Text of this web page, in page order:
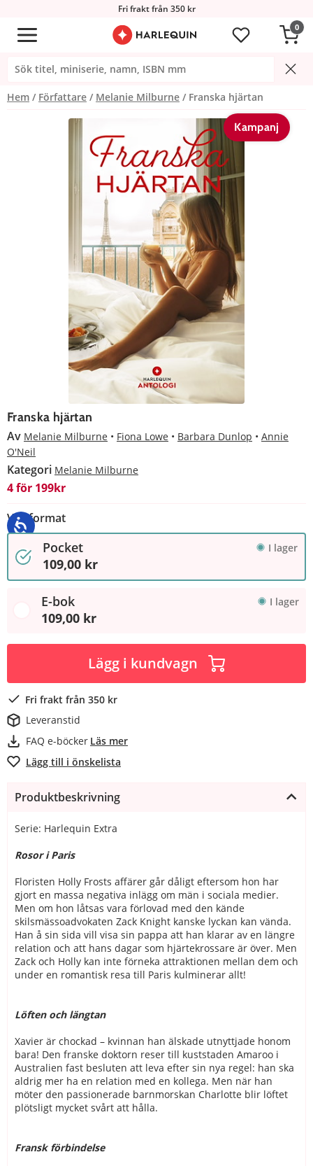
Fri frakt från 350 kr
0
Hem Författare Melanie Milburne Franska hjärtan
Kampanj
Franska hjärtan
Av Melanie Milburne Fiona Lowe Barbara Dunlop
Annie
O'Neil
Kategori Melanie Milburne
4 för 199kr
Välj format
Pocket I lager
109,00 kr
E-bok I lager
109,00 kr
Lägg i kundvagn
Fri frakt från 350 kr
Leveranstid
FAQ e-böcker Läs mer
Lägg till i önskelista
Produktbeskrivning
Serie: Harlequin Extra
Rosor i Paris
Floristen Holly Frosts affärer går dåligt eftersom hon har
gjort en massa negativa inlägg om män i sociala medier.
Men om hon låtsas vara förlovad med den kände
skilsmässoadvokaten Zack Knight kanske lyckan kan vända.
Han å sin sida vill visa sin pappa att han klarar av en längre
relation och att hans dagar som hjärtekrossare är över. Men
Zack och Holly kan inte förneka attraktionen mellan dem och
under en romantisk resa till Paris kulminerar allt!
Löften och längtan
Xavier är chockad – kvinnan han älskade utnyttjade honom
bara! Den franske doktorn reser till kuststaden Amaroo i
Australien fast besluten att leva efter sin nya regel: han ska
aldrig mer ha en relation med en kollega. Men när han
möter den passionerade barnmorskan Charlotte blir löftet
plötsligt mycket svårt att hålla.
Fransk förbindelse